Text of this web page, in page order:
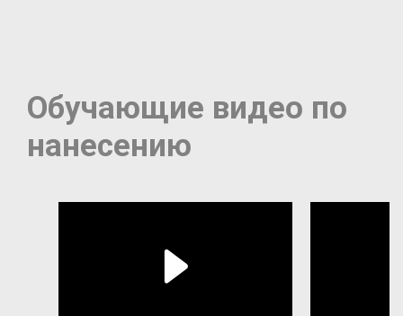
Обучающие видео по
нанесению